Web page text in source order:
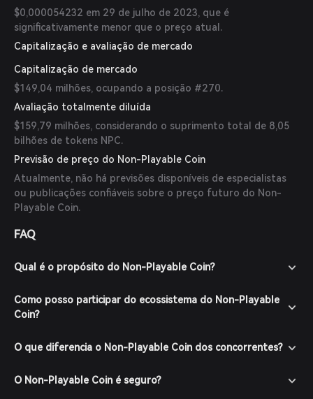
$0,000054232 em 29 de julho de 2023, que é
significativamente menor que o preço atual.
Capitalização e avaliação de mercado
Capitalização de mercado
$149,04 milhões, ocupando a posição #270.
Avaliação totalmente diluída
$159,79 milhões, considerando o suprimento total de 8,05
bilhões de tokens NPC.
Previsão de preço do Non-Playable Coin
Atualmente, não há previsões disponíveis de especialistas
ou publicações confiáveis sobre o preço futuro do Non-
Playable Coin.
FAQ
Qual é o propósito do Non-Playable Coin?
Como posso participar do ecossistema do Non-Playable
Coin?
O que diferencia o Non-Playable Coin dos concorrentes?
O Non-Playable Coin é seguro?